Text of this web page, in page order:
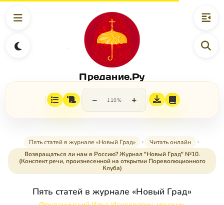
Предание.Ру
− 110% +
Пять статей в журнале «Новый Град»
Читать онлайн
Возвращаться ли нам в Россию? Журнал "Новый Град" №10.
(Конспект речи, произнесенной на открытии Пореволюционного
Клуба)
Пять статей в журнале «Новый Град»